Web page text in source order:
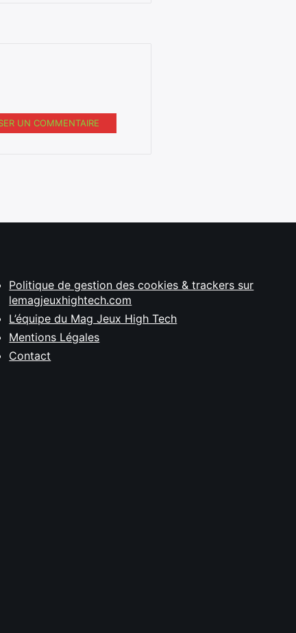
UN COMMENTAIRE
Politique de gestion des cookies & trackers sur
lemagjeuxhightech.com
L’équipe du Mag Jeux High Tech
Mentions Légales
Contact